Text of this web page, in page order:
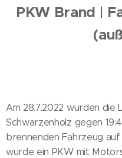
PKW Brand |
Am 28.7.2022 wurden die
Schwarzenholz gegen
brennenden Fahrzeug
wurde ein PKW mit